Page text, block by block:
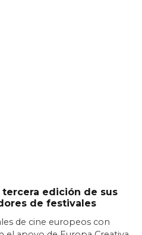
tercera edición de sus
de festivales
de cine europeos con